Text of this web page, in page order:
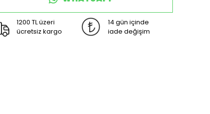
1200 TL üzeri
ücretsiz kargo
14 gün içinde
iade değişim